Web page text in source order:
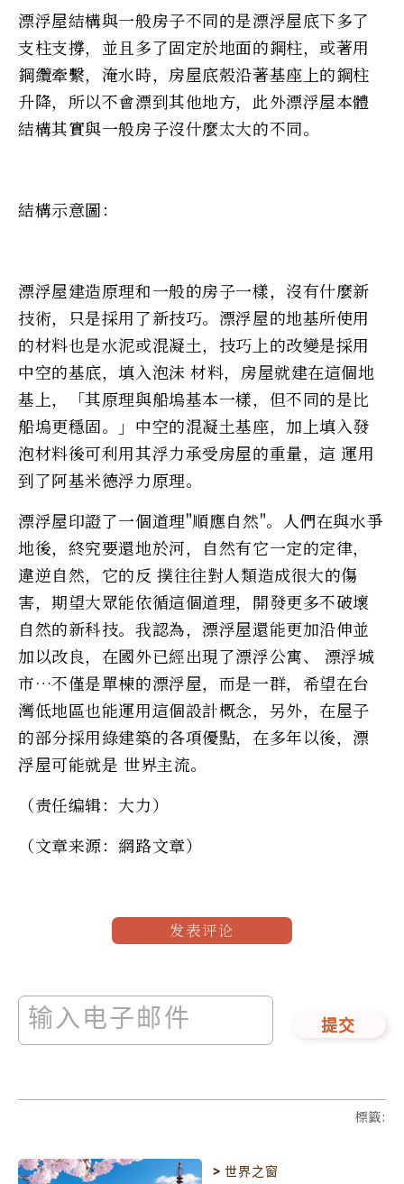
漂浮屋結構與一般房子不同的是漂浮屋底下多了
支柱支撐，並且多了固定於地面的鋼柱，或著用
鋼纜牽繫，淹水時，房屋底殼沿著基座上的鋼柱
升降，所以不會漂到其他地方，此外漂浮屋本體
結構其實與一般房子沒什麼太大的不同。
結構示意圖：
漂浮屋建造原理和一般的房子一樣，沒有什麼新
技術，只是採用了新技巧。漂浮屋的地基所使用
的材料也是水泥或混凝土，技巧上的改變是採用
中空的基底，填入泡沫 材料，房屋就建在這個地
基上，「其原理與船塢基本一樣，但不同的是比
船塢更穩固。」中空的混凝土基座，加上填入發
泡材料後可利用其浮力承受房屋的重量，這 運用
到了阿基米德浮力原理。
漂浮屋印證了一個道理"順應自然"。人們在與水爭
地後，終究要還地於河，自然有它一定的定律，
違逆自然，它的反 撲往往對人類造成很大的傷
害，期望大眾能依循這個道理，開發更多不破壞
自然的新科技。我認為，漂浮屋還能更加沿伸並
加以改良，在國外已經出現了漂浮公寓、 漂浮城
市…不僅是單棟的漂浮屋，而是一群，希望在台
灣低地區也能運用這個設計概念，另外，在屋子
的部分採用綠建築的各項優點，在多年以後，漂
浮屋可能就是 世界主流。
（责任编辑：大力）
（文章来源：網路文章）
发表评论
提交
標籤:
>世界之窗